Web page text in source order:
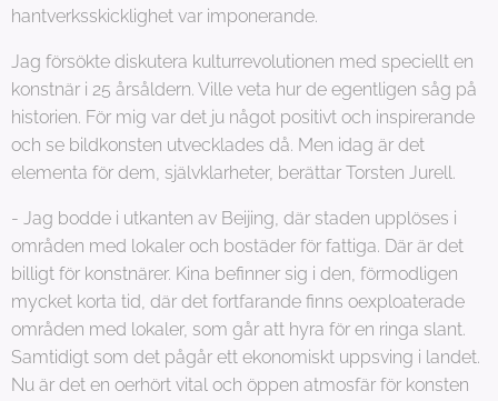
hantverksskicklighet var imponerande.
Jag försökte diskutera kulturrevolutionen med speciellt en
konstnär i 25 årsåldern. Ville veta hur de egentligen såg på
historien. För mig var det ju något positivt och inspirerande
och se bildkonsten utvecklades då. Men idag är det
elementa för dem, självklarheter, berättar Torsten Jurell.
- Jag bodde i utkanten av Beijing, där staden upplöses i
områden med lokaler och bostäder för fattiga. Där är det
billigt för konstnärer. Kina befinner sig i den, förmodligen
mycket korta tid, där det fortfarande finns oexploaterade
områden med lokaler, som går att hyra för en ringa slant.
Samtidigt som det pågår ett ekonomiskt uppsving i landet.
Nu är det en oerhört vital och öppen atmosfär för konsten